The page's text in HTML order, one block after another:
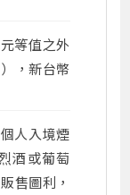
等值之外
，新台幣
人入境煙
酒或葡萄
售圖利，